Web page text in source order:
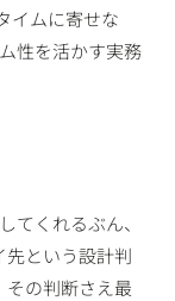
イムに寄せな
性を活かす実務
てくれるぶん、
という設計判
の判断さえ最